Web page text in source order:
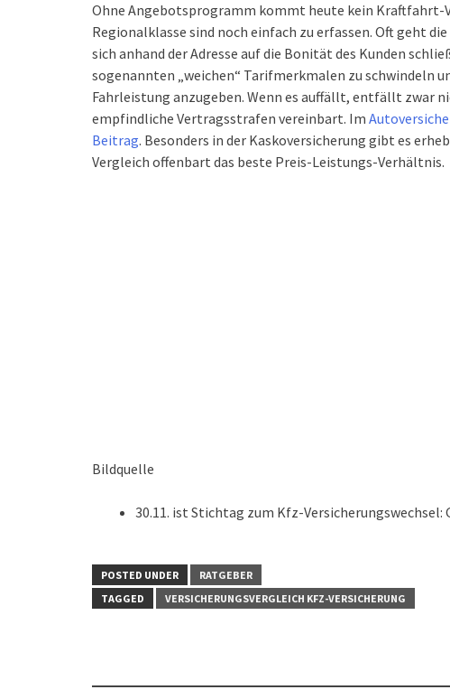
Ohne Angebotsprogramm kommt heute kein Kraftfahrt-
Regionalklasse sind noch einfach zu erfassen. Oft geht
sich anhand der Adresse auf die Bonität des Kunden
sogenannten „weichen“ Tarifmerkmalen zu schwindeln
Fahrleistung anzugeben. Wenn es auffällt, entfällt zwar
empfindliche Vertragsstrafen vereinbart. Im
Beitrag. Besonders in der Kaskoversicherung gibt es
Vergleich offenbart das beste Preis-Leistungs-Verhältnis.
Bildquelle
30.11. ist Stichtag zum Kfz-
POSTED UNDER
RATGEBER
TAGGED
VERSICHERUNGSVERGLEICH KFZ-VERSICHERUNG